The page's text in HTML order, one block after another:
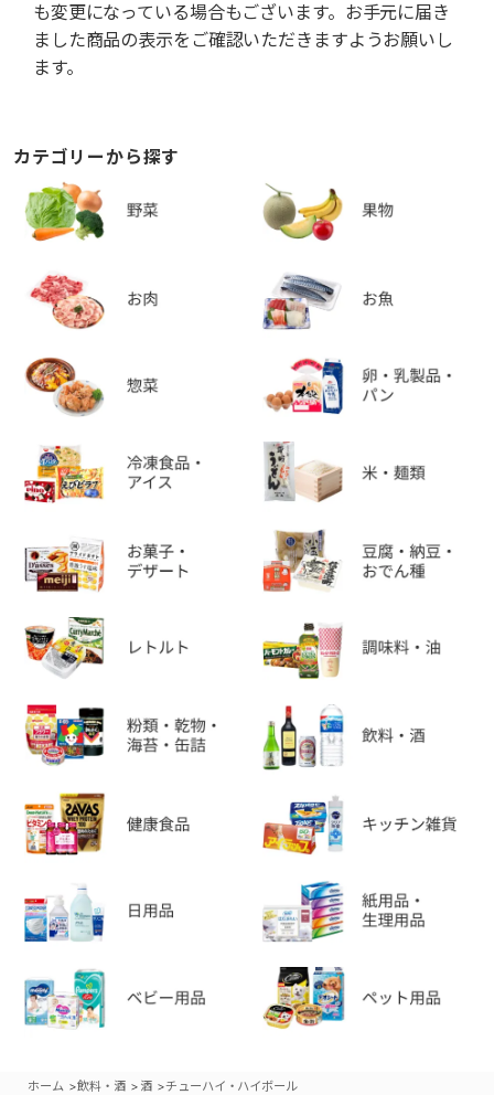
も変更になっている場合もございます。お手元に届き
ました商品の表示をご確認いただきますようお願いし
ます。
カテゴリーから探す
ホーム >飲料・酒 > 酒 >チューハイ・ハイボール